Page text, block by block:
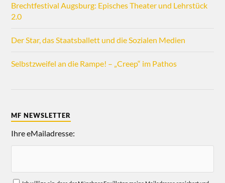
Brechtfestival Augsburg: Episches Theater und Lehrstück
2.0
Der Star, das Staatsballett und die Sozialen Medien
Selbstzweifel an die Rampe! – „Creep“ im Pathos
MF NEWSLETTER
Ihre eMailadresse: